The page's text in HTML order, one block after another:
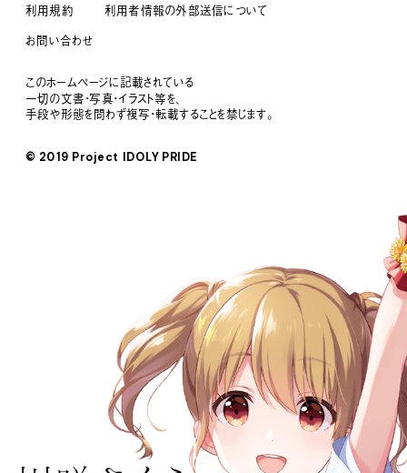
利用規約
利用者情報の外部送信について
お問い合わせ
このホームページに記載されている
一切の文書・写真・イラスト等を、
手段や形態を問わず複写・転載することを禁じます。
© 2019 Project IDOLY PRIDE